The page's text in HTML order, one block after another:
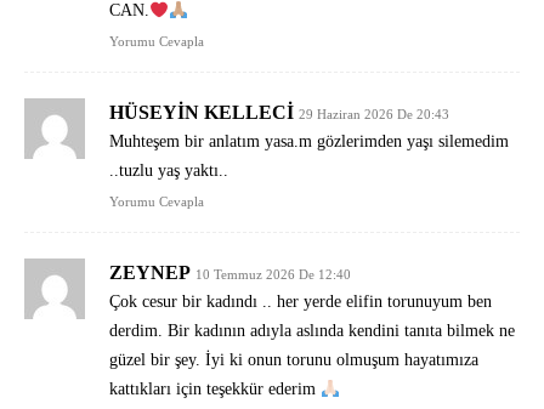
CAN.
Yorumu Cevapla
HÜSEYIN KELLECI 29 Haziran 2026 De 20:43
Muhteşem bir anlatım yasa.m gözlerimden yaşı silemedim
..tuzlu yaş yaktı..
Yorumu Cevapla
ZEYNEP 10 Temmuz 2026 De 12:40
Çok cesur bir kadındı .. her yerde elifin torunuyum ben
derdim. Bir kadının adıyla aslında kendini tanıta bilmek ne
güzel bir şey. İyi ki onun torunu olmuşum hayatımıza
kattıkları için teşekkür ederim